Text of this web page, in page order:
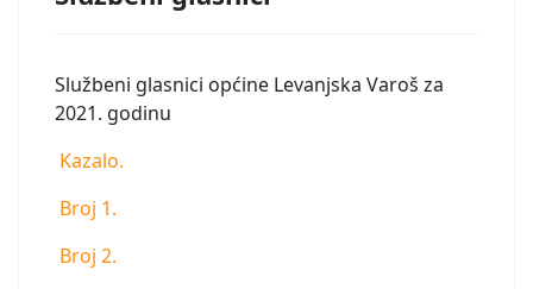
Službeni glasnici općine Levanjska Varoš za
2021. godinu
Kazalo.
Broj 1.
Broj 2.